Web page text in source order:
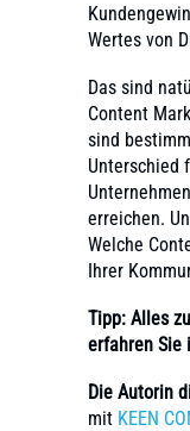
Wertes von
Das sind
Content
sind
Unterschied
erreichen.
Welche
Ihrer
Tipp: Alles
erfahren Sie
Die Autorin
mit KEEN